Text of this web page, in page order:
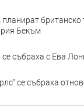
планират британско
Бекъм
се събраха с Ева
се събраха